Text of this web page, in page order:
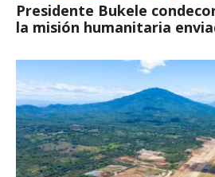
Presidente Bukele
la misión humanitaria